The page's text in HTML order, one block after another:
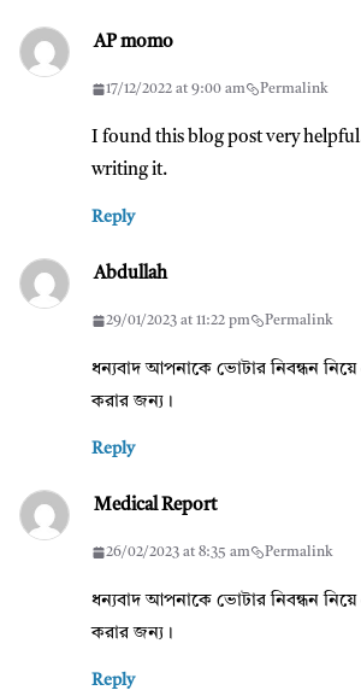
AP momo
17/12/2022 at 9:00 am Permalink
I found this blog post very
writing it.
Reply
Abdullah
29/01/2023 at 11:22 pm Permalink
ধন্যবাদ আপনাকে ভোটার নিবন্ধন
করার জন্য।
Reply
Medical Report
26/02/2023 at 8:35 am Permalink
ধন্যবাদ আপনাকে ভোটার নিবন্ধন
করার জন্য।
Reply